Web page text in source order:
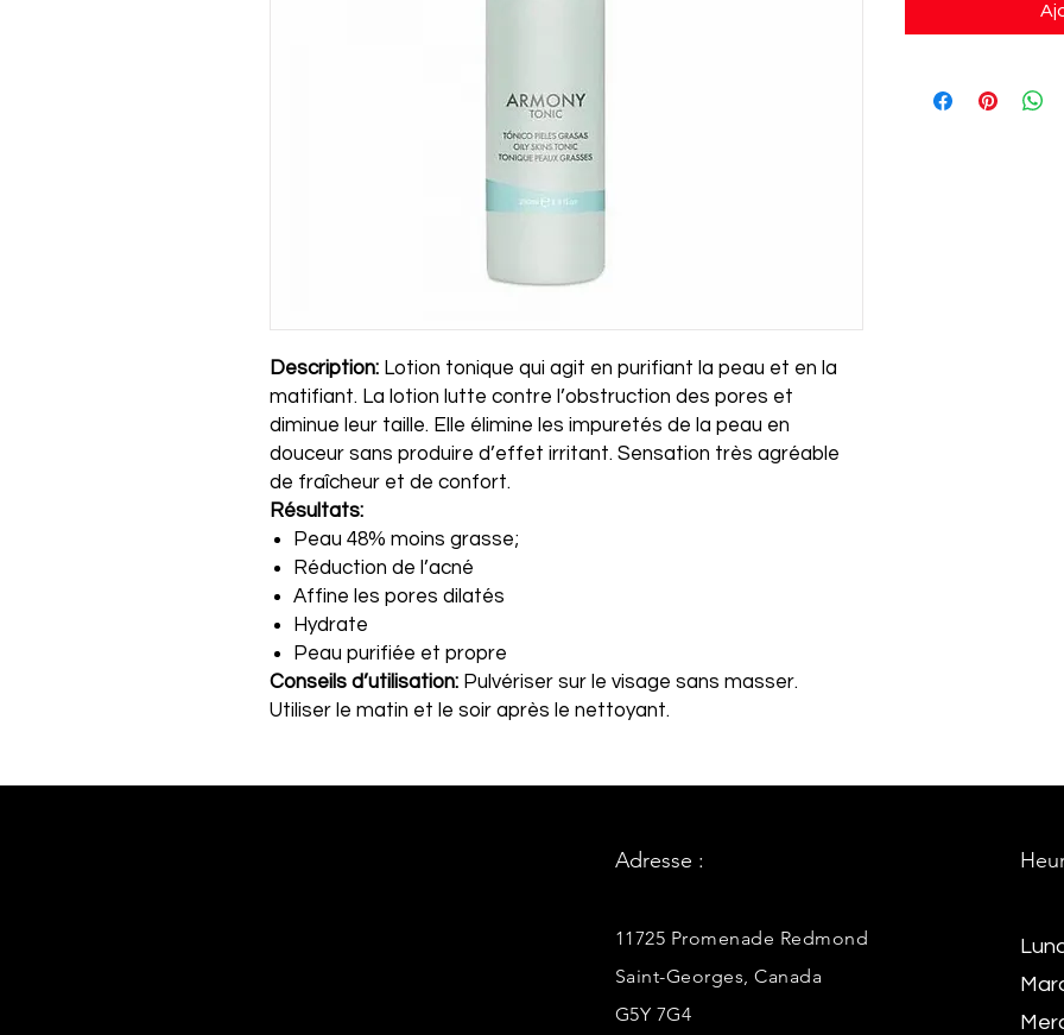
Description: Lotion tonique qui agit en purifiant la peau et en la
matifiant. La lotion lutte contre l’obstruction des pores et
diminue leur taille. Elle élimine les impuretés de la peau en
douceur sans produire d’effet irritant. Sensation très agréable
de fraîcheur et de confort.
Résultats:
Peau 48% moins grasse;
Réduction de l’acné
Affine les pores dilatés
Hydrate
Peau purifiée et propre
Conseils d’utilisation: Pulvériser sur le visage sans masser.
Utiliser le matin et le soir après le nettoyant.
Adresse :
11725 Promenade Redmond
Saint-Georges, Canada
G5Y 7G4